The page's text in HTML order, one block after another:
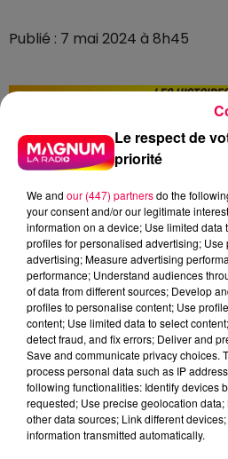
Publié : 7 mai 2024 à 8h45
Le respect de
priorité
We and our (447) partnersdo the
your consent and/or our legitimate
information on a device; Use limited data
profiles for personalised advertising;
advertising; Measure advertising
performance; Understand audiences
of data from different sources; Develop
profiles to personalise content; Use
content; Use limited data to select
detect fraud, and fix errors; Deliver and
Save and communicate privacy choices.
process personal data such as IP
following functionalities: Identify devices
requested; Use precise geolocation
other data sources; Link different
information transmitted automatically.